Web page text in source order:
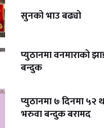
सुनको भाउ बढ्यो
प्युठानमा वनमाराको
बन्दुक
प्युठानमा ७ दिनमा ५२
भरुवा बन्दुक बरामद